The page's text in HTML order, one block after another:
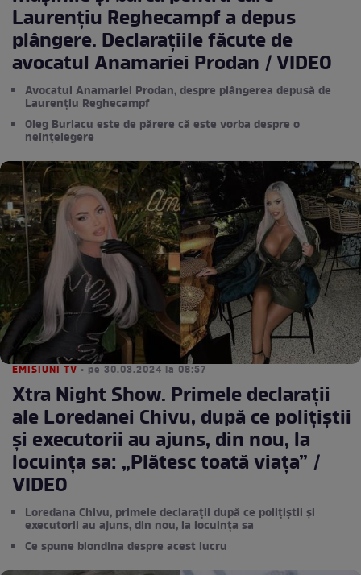
Laurențiu Reghecampf a depus
plângere. Declarațiile făcute de
avocatul Anamariei Prodan / VIDEO
Avocatul Anamariei Prodan, despre plângerea depusă de
Laurențiu Reghecampf
Oleg Burlacu este de părere că este vorba despre o
neînțelegere
EMISIUNI TV • pe 30.03.2024 la 08:57
Xtra Night Show. Primele declarații
ale Loredanei Chivu, după ce polițiștii
și executorii au ajuns, din nou, la
locuința sa: „Plătesc toată viața” /
VIDEO
Loredana Chivu, primele declarații după ce polițiștii și
executorii au ajuns, din nou, la locuința sa
Ce spune blondina despre acest lucru